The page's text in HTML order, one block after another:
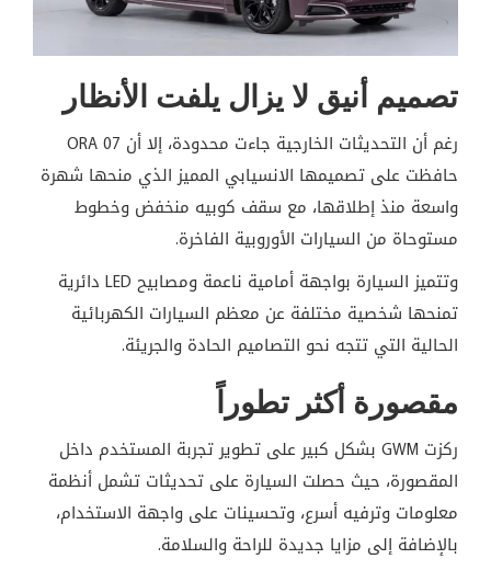
تصميم أنيق لا يزال يلفت الأنظار
رغم أن التحديثات الخارجية جاءت محدودة، إلا أن ORA 07
حافظت على تصميمها الانسيابي المميز الذي منحها شهرة
واسعة منذ إطلاقها، مع سقف كوبيه منخفض وخطوط
مستوحاة من السيارات الأوروبية الفاخرة.
وتتميز السيارة بواجهة أمامية ناعمة ومصابيح LED دائرية
تمنحها شخصية مختلفة عن معظم السيارات الكهربائية
الحالية التي تتجه نحو التصاميم الحادة والجريئة.
مقصورة أكثر تطوراً
ركزت GWM بشكل كبير على تطوير تجربة المستخدم داخل
المقصورة، حيث حصلت السيارة على تحديثات تشمل أنظمة
معلومات وترفيه أسرع، وتحسينات على واجهة الاستخدام،
بالإضافة إلى مزايا جديدة للراحة والسلامة.